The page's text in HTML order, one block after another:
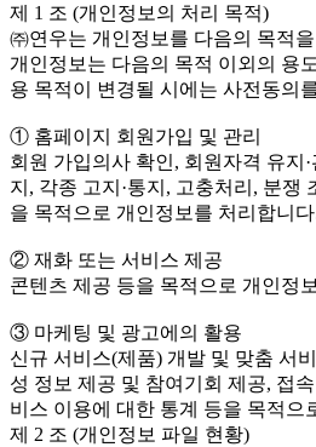
제 1 조 (개인정보의 처리 목적)
㈜연우는 개인정보를 다음의 목적
개인정보는 다음의 목적 이외의 용
용 목적이 변경될 시에는 사전동의
① 홈페이지 회원가입 및 관리
회원 가입의사 확인, 회원자격 유지
지, 각종 고지·통지, 고충처리, 분쟁
을 목적으로 개인정보를 처리합니
② 재화 또는 서비스 제공
콘텐츠 제공 등을 목적으로 개인정
③ 마케팅 및 광고에의 활용
신규 서비스(제품) 개발 및 맞춤 서
성 정보 제공 및 참여기회 제공, 접
비스 이용에 대한 통계 등을 목적으
제 2 조 (개인정보 파일 현황)